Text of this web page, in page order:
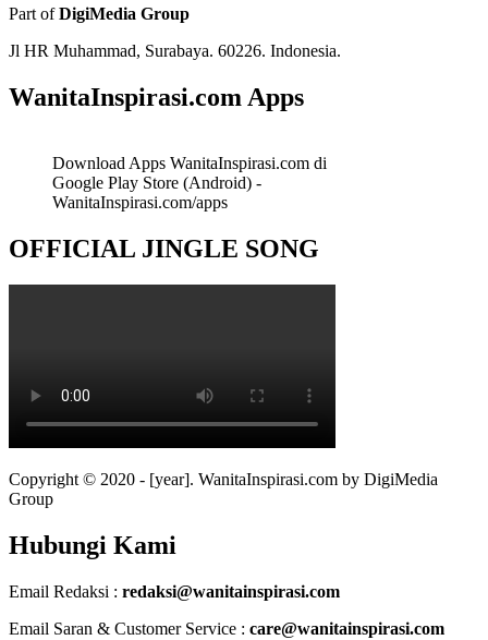
Part ofDigiMedia Group
Jl HR Muhammad, Surabaya. 60226. Indonesia.
WanitaInspirasi.com Apps
Download Apps WanitaInspirasi.com di
Google Play Store (Android) -
WanitaInspirasi.com/apps
OFFICIAL JINGLE SONG
Copyright © 2020 - [year]. WanitaInspirasi.com by DigiMedia
Group
Hubungi Kami
Email Redaksi : redaksi@wanitainspirasi.com
Email Saran & Customer Service : care@wanitainspirasi.com